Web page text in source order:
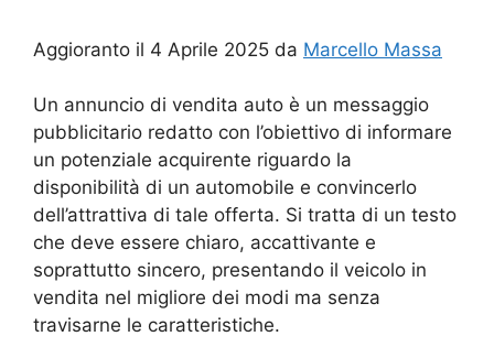
Aggioranto il 4 Aprile 2025 da Marcello Massa
Un annuncio di vendita auto è un messaggio
pubblicitario redatto con l’obiettivo di informare
un potenziale acquirente riguardo la
disponibilità di un automobile e convincerlo
dell’attrattiva di tale offerta. Si tratta di un testo
che deve essere chiaro, accattivante e
soprattutto sincero, presentando il veicolo in
vendita nel migliore dei modi ma senza
travisarne le caratteristiche.